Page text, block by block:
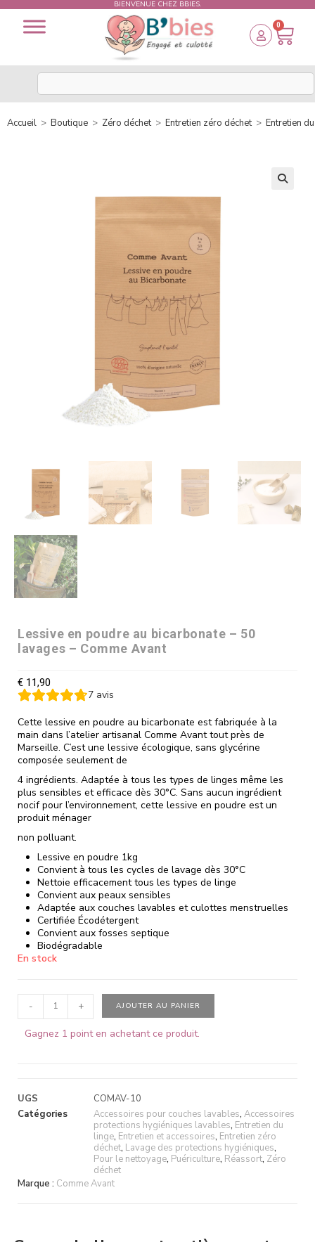
BIENVENUE CHEZ BBIES.
0
Accueil > Boutique > Zéro déchet > Entretien zéro déchet > Entretien
Lessive en poudre au bicarbonate – 50
lavages – Comme Avant
€ 11,90
7 avis
Cette lessive en poudre au bicarbonate est fabriquée à la
main dans l’atelier artisanal Comme Avant tout près de
Marseille. C’est une lessive écologique, sans glycérine
composée seulement de
4 ingrédients. Adaptée à tous les types de linges même les
plus sensibles et efficace dès 30°C. Sans aucun ingrédient
nocif pour l’environnement, cette lessive en poudre est un
produit ménager
non polluant.
Lessive en poudre 1kg
Convient à tous les cycles de lavage dès 30°C
Nettoie efficacement tous les types de linge
Convient aux peaux sensibles
Adaptée aux couches lavables et culottes menstruelles
Certifiée Écodétergent
Convient aux fosses septique
Biodégradable
En stock
- + AJOUTER AU PANIER
Gagnez 1 point en achetant ce produit.
UGS
COMAV-10
Catégories
Accessoires pour couches lavables, Accessoires
protections hygiéniques lavables, Entretien du
linge, Entretien et accessoires, Entretien zéro
déchet, Lavage des protections hygiéniques,
Pour le nettoyage, Puériculture, Réassort, Zéro
déchet
Marque : Comme Avant